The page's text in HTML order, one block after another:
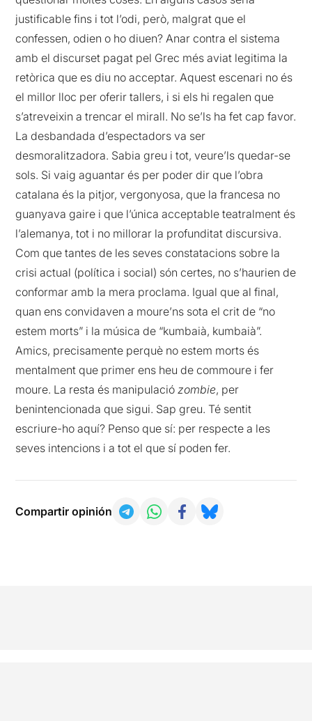
justificable fins i tot l’odi, però, malgrat que el
confessen, odien o ho diuen? Anar contra el sistema
amb el discurset pagat pel Grec més aviat legitima la
retòrica que es diu no acceptar. Aquest escenari no és
el millor lloc per oferir tallers, i si els hi regalen que
s’atreveixin a trencar el mirall. No se’ls ha fet cap favor.
La desbandada d’espectadors va ser
desmoralitzadora. Sabia greu i tot, veure’ls quedar-se
sols. Si vaig aguantar és per poder dir que l’obra
catalana és la pitjor, vergonyosa, que la francesa no
guanyava gaire i que l’única acceptable teatralment és
l’alemanya, tot i no millorar la profunditat discursiva.
Com que tantes de les seves constatacions sobre la
crisi actual (política i social) són certes, no s’haurien de
conformar amb la mera proclama. Igual que al final,
quan ens convidaven a moure’ns sota el crit de “no
estem morts” i la música de “kumbaià, kumbaià”.
Amics, precisamente perquè no estem morts és
mentalment que primer ens heu de commoure i fer
moure. La resta és manipulaciózombie, per
benintencionada que sigui. Sap greu. Té sentit
escriure-ho aquí? Penso que sí: per respecte a les
seves intencions i a tot el que sí poden fer.
Compartir opinión